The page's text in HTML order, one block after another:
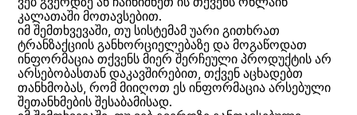
კალათაში მოთავსებით.
იმ შემთხვევაში, თუ სისტემამ უარი გითხრათ
ტრანზაქციის განხორციელებაზე და მოგაწოდათ
ინფორმაცია თქვენს მიერ შერჩეული პროდუქტის არ
არსებობასთან დაკავშირებით, თქვენ აცხადებთ
თანხმობას, რომ მიიღოთ ეს ინფორმაცია არსებული
შეთანხმების შესაბამისად.